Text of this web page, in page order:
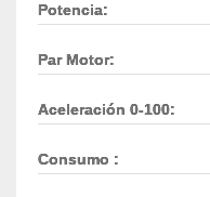
Potencia:
Par Motor:
Aceleración 0-100:
Consumo :